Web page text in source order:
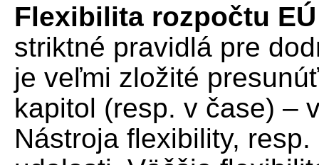
Flexibilita rozpočtu EÚ
striktné pravidlá pre
je veľmi zložité
kapitol (resp. v čase) –
Nástroja flexibility,